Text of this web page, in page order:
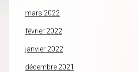
mars 2022
février 2022
janvier 2022
décembre 2021